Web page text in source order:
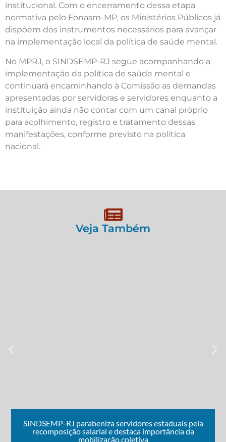
institucional. Com o encerramento dessa etapa
normativa pelo Fonasm-MP, os Ministérios Públicos já
dispõem dos instrumentos necessários para avançar
na implementação local da política de saúde mental.
No MPRJ, o SINDSEMP-RJ segue acompanhando a
implementação da política de saúde mental e
continuará encaminhando à Comissão as demandas
apresentadas por servidoras e servidores enquanto a
instituição ainda não contar com um canal próprio
para acolhimento, registro e tratamento dessas
manifestações, conforme previsto na política
nacional.
Veja Também
SINDSEMP-RJ parabeniza servidores estaduais pela
recomposição salarial e destaca importância da
mobilização coletiva